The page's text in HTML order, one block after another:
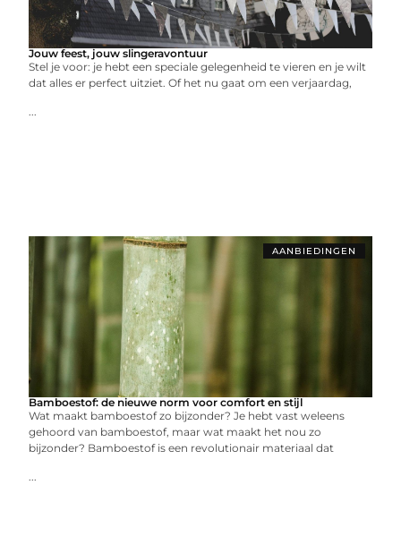
Jouw feest, jouw slingeravontuur
Stel je voor: je hebt een speciale gelegenheid te vieren en je wilt
dat alles er perfect uitziet. Of het nu gaat om een verjaardag,
...
AANBIEDINGEN
Bamboestof: de nieuwe norm voor comfort en stijl
Wat maakt bamboestof zo bijzonder? Je hebt vast weleens
gehoord van bamboestof, maar wat maakt het nou zo
bijzonder? Bamboestof is een revolutionair materiaal dat
...